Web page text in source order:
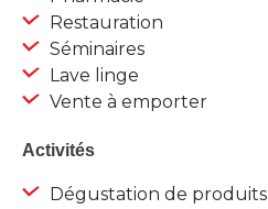
Restauration
Séminaires
Lave linge
Vente à emporter
Activités
Dégustation de produits